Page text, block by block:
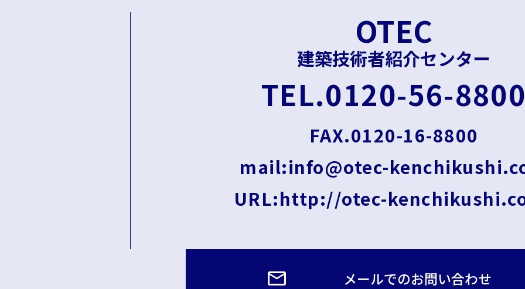
OTEC
建築技術者紹介センター
TEL.0120-56-8800
FAX.0120-16-8800
mail:info@otec-
URL:http://otec-
メールでのお問い合わせ